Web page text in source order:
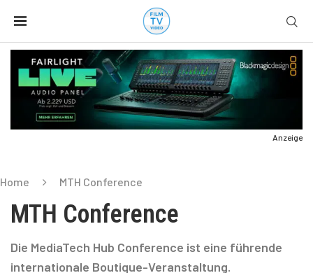
Anzeige
Home MTH Conference
MTH Conference
Die MediaTech Hub Conference ist eine führende
internationale Boutique-Veranstaltung.